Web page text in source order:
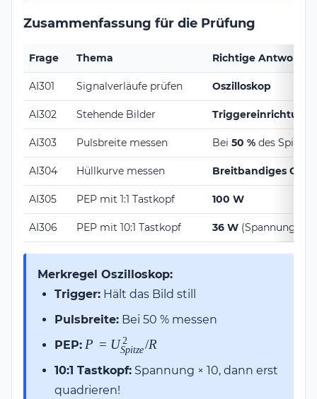
Zusammenfassung für die Prüfung
Frage Thema Richtige Antwort /
AI301 Signalverläufe prüfen Oszilloskop
AI302 Stehende Bilder Triggereinrichtung
AI303 Pulsbreite messen Bei 50 % des
AI304 Hüllkurve messen Breitbandiges
AI305 PEP mit 1:1 Tastkopf 100 W
AI306 PEP mit 10:1 Tastkopf 36 W (Spannung ×
Merkregel Oszilloskop:
Trigger: Hält das Bild still
Pulsbreite: Bei 50 % messen
PEP: P =
U_{Spitze}^2
/ R
P = USpitze
2 /R
10:1 Tastkopf: Spannung × 10, dann erst
quadrieren!